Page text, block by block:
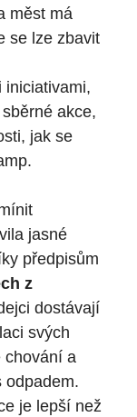
měst má
se lze zbavit
iniciativami,
akce,
jak se
jasné
předpisům
z
dostávají
svých
chování a
odpadem.
je lepší než